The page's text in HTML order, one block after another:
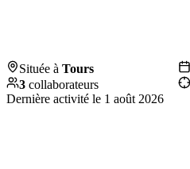
Située à Tours
3 collaborateurs
Dernière activité le 1 août 2026